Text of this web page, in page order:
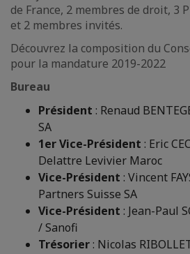
de France, 2 membres de droit, 3
et 2 membres invités.
Découvrez la composition du
pour la mandature 2019-2022
Bureau
Président : Renaud
SA
1er Vice-Président : Eric
Delattre Levivier Maroc
Vice-Président : Vincent
Partners Suisse SA
Vice-Président : Jean-Paul
/ Sanofi
Trésorier: Nicolas